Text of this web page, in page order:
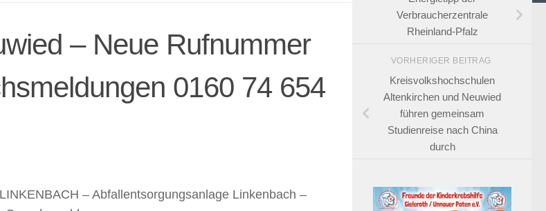
– Neue Rufnummer
0160 74 654
– Abfallentsorgungsanlage Linkenbach –
Verbraucherzentrale
Rheinland-Pfalz
VORHERIGER BEITRAG
Kreisvolkshochschulen
Altenkirchen und Neuwied
führen gemeinsam
Studienreise nach China
durch